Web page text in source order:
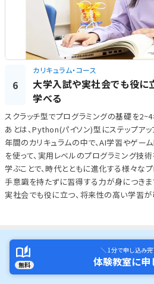
6
カリキュラム・コース
大学入試や実社会でも役
学べる
スクラッチ型でプログラミングの基礎を
あとは、Python(パイソン)型にステップアッ
年間のカリキュラムの中で、AI学習やゲー
を使って、実用レベルのプログラミング技
学ぶことで、時代とともに進化する様々な
手意識を持たずに習得する力が身につきま
実社会でも役に立つ、将来性の高い学習が
無料
＼ 1分で申し込み
体験教室に申